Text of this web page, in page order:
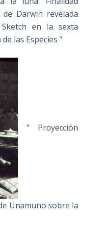
Darwin revelada
en la sexta
las Especies "
" Proyección
Unamuno sobre la